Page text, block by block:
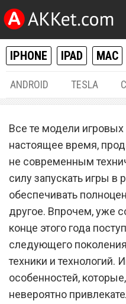
IPHONE IPAD MAC
ANDROID TESLA
Sony
всех
PlayStation
Все те модели игровых
настоящее время,
не современным
силу запускать игры в
обеспечивать
другое. Впрочем, уже
конце этого года
следующего
техники и
особенностей,
невероятно